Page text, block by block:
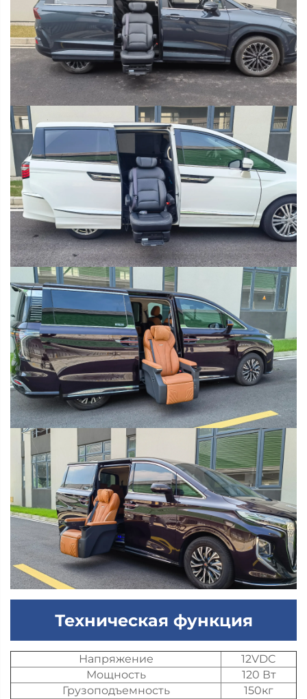
Техническая функция
Напряжение
12VDC
Мощность
120 Вт
Грузоподъемность
150кг